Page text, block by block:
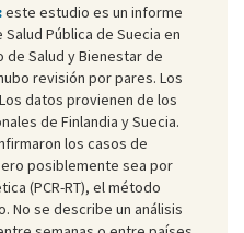
este estudio es un informe
Pública de Suecia en
Salud y Bienestar de
revisión por pares. Los
datos provienen de los
de Finlandia y Suecia.
los casos de
posiblemente sea por
(PCR-RT), el método
No se describe un análisis